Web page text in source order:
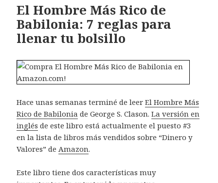
El Hombre Más Rico de
Babilonia: 7 reglas para
llenar tu bolsillo
Hace unas semanas terminé de leerEl Hombre Más
Rico de Babilonia de George S. Clason.La versión en
inglés de este libro está actualmente el puesto #3
en la lista de libros más vendidos sobre “Dinero y
Valores” deAmazon.
Este libro tiene dos características muy